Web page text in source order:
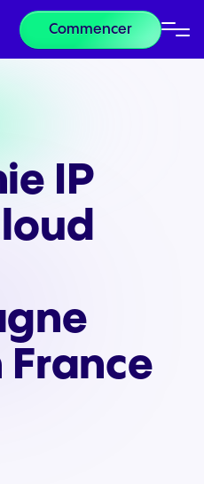
Commencer
IP